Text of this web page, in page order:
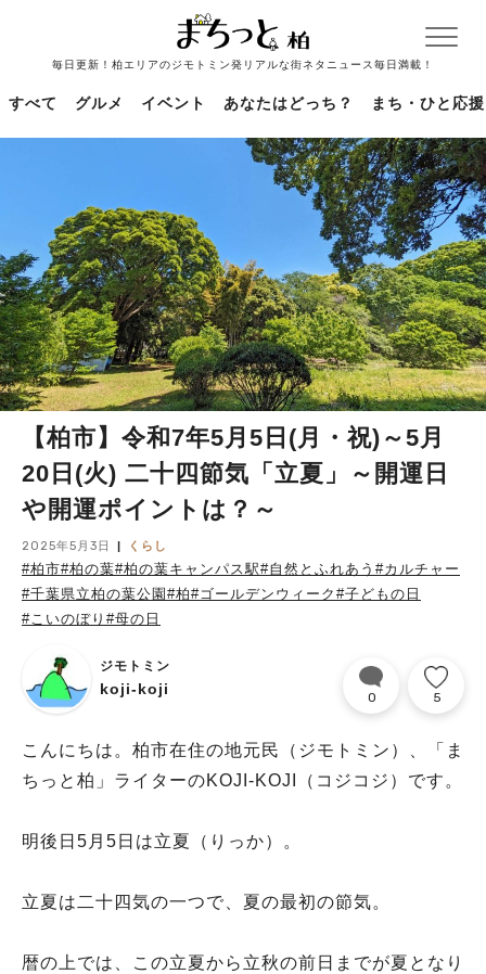
毎日更新！柏エリアのジモトミン発リアルな街ネタニュース毎日満載！
すべて グルメ イベント あなたはどっち？ まち・ひと応援
【柏市】令和7年5月5日(月・祝)～5月
20日(火) 二十四節気「立夏」～開運日
や開運ポイントは？～
2025年5月3日 くらし
#柏市#柏の葉#柏の葉キャンパス駅#自然とふれあう #カルチャー
#千葉県立柏の葉公園 #柏#ゴールデンウィーク #子どもの日
#こいのぼり #母の日
ジモトミン
koji-koji 0 5
こんにちは。柏市在住の地元民（ジモトミン）、「ま
ちっと柏」ライターのKOJI-KOJI（コジコジ）です。
明後日5月5日は立夏（りっか）。
立夏は二十四気の一つで、夏の最初の節気。
暦の上では、この立夏から立秋の前日までが夏となり